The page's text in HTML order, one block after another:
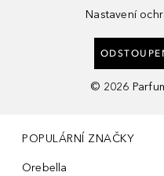
Nastavení
© 2026
POPULÁRNÍ ZNAČKY
Orebella